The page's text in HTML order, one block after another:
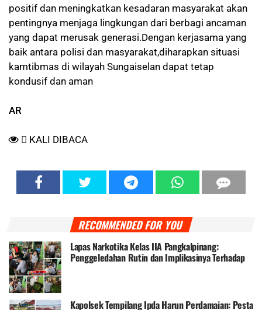
positif dan meningkatkan kesadaran masyarakat akan
pentingnya menjaga lingkungan dari berbagi ancaman
yang dapat merusak generasi.Dengan kerjasama yang
baik antara polisi dan masyarakat,diharapkan situasi
kamtibmas di wilayah Sungaiselan dapat tetap
kondusif dan aman
AR
KALI DIBACA
RECOMMENDED FOR YOU
Lapas Narkotika Kelas IIA Pangkalpinang:
Penggeledahan Rutin dan Implikasinya Terhadap
Keamanan
Kapolsek Tempilang Ipda Harun Perdamaian: Pesta